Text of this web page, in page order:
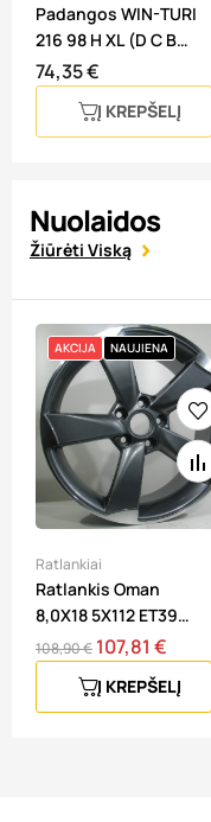
Padangos WIN-TURI
216 98 H XL (D C B
72dB)
Kaina
74,35 €
Į KREPŠELĮ
Nuolaidos
Žiūrėti Viską
AKCIJA NAUJIENA
Ratlankiai
Ratlankis Oman
8,0X18 5X112 ET39
66,45 GFM
Bazinė
kaina
108,90 € Kaina
107,81 €
Į KREPŠELĮ